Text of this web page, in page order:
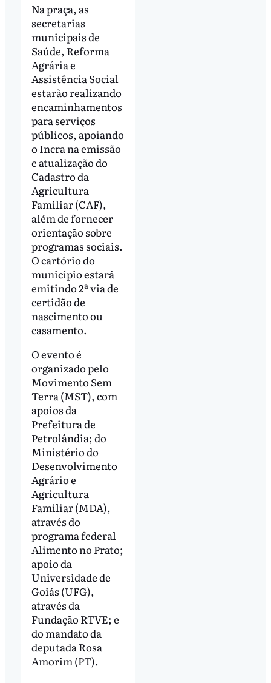
Na praça, as
secretarias
municipais de
Saúde, Reforma
Agrária e
Assistência Social
estarão realizando
encaminhamentos
para serviços
públicos, apoiando
o Incra na emissão
e atualização do
Cadastro da
Agricultura
Familiar (CAF),
além de fornecer
orientação sobre
programas sociais.
O cartório do
município estará
emitindo 2ª via de
certidão de
nascimento ou
casamento.
O evento é
organizado pelo
Movimento Sem
Terra (MST), com
apoios da
Prefeitura de
Petrolândia; do
Ministério do
Desenvolvimento
Agrário e
Agricultura
Familiar (MDA),
através do
programa federal
Alimento no Prato;
apoio da
Universidade de
Goiás (UFG),
através da
Fundação RTVE; e
do mandato da
deputada Rosa
Amorim (PT).